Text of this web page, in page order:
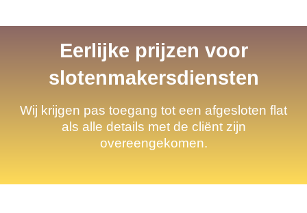
Eerlijke prijzen voor
slotenmakersdiensten
Wij krijgen pas toegang tot een afgesloten flat
als alle details met de cliënt zijn
overeengekomen.